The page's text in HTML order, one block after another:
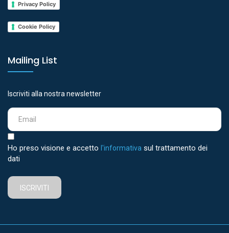
Privacy Policy
Cookie Policy
Mailing List
Iscriviti alla nostra newsletter
Ho preso visione e accetto l'informativa sul trattamento dei
dati
ISCRIVITI